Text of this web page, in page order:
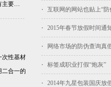
主要…
次性基材
二合一的
互联网的网站也贴上“防
2015年春节放假时间通
网络市场的防伪查询真
标签成职业打假“炮灰”
2014年九星包装国庆放